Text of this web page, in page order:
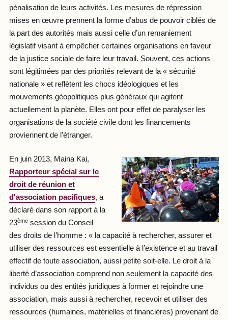
pénalisation de leurs activités. Les mesures de répression
mises en œuvre prennent la forme d’abus de pouvoir ciblés de
la part des autorités mais aussi celle d’un remaniement
législatif visant à empêcher certaines organisations en faveur
de la justice sociale de faire leur travail. Souvent, ces actions
sont légitimées par des priorités relevant de la « sécurité
nationale » et reflètent les chocs idéologiques et les
mouvements géopolitiques plus généraux qui agitent
actuellement la planète. Elles ont pour effet de paralyser les
organisations de la société civile dont les financements
proviennent de l’étranger.
En juin 2013, Maina Kai,
Rapporteur spécial sur le
droit de réunion et
d'association pacifiques, a
déclaré dans son rapport à la
23èmesession du Conseil
des droits de l’homme : « la capacité à rechercher, assurer et
utiliser des ressources est essentielle à l’existence et au travail
effectif de toute association, aussi petite soit-elle. Le droit à la
liberté d’association comprend non seulement la capacité des
individus ou des entités juridiques à former et rejoindre une
association, mais aussi à rechercher, recevoir et utiliser des
ressources (humaines, matérielles et financières) provenant de